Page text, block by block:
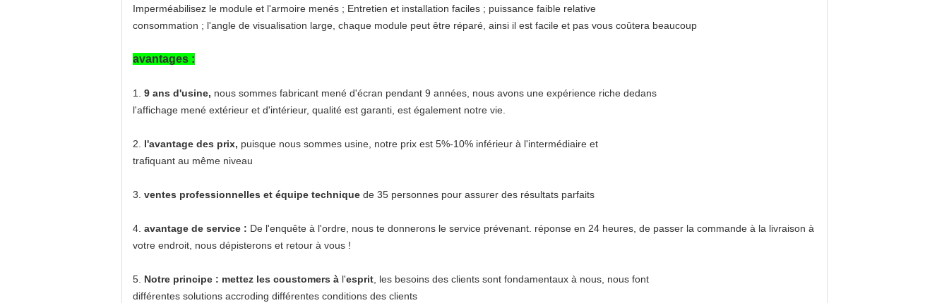
Imperméabilisez le module et l'armoire menés ; Entretien et installation faciles ; puissance faible relative
consommation ; l'angle de visualisation large, chaque module peut être réparé, ainsi il est facile et pas vous coûtera beaucoup
avantages :
1. 9 ans d'usine, nous sommes fabricant mené d'écran pendant 9 années, nous avons une expérience riche dedans
l'affichage mené extérieur et d'intérieur, qualité est garanti, est également notre vie.
2. l'avantage des prix, puisque nous sommes usine, notre prix est 5%-10% inférieur à l'intermédiaire et
trafiquant au même niveau
3. ventes professionnelles et équipe technique de 35 personnes pour assurer des résultats parfaits
4. avantage de service : De l'enquête à l'ordre, nous te donnerons le service prévenant. réponse en 24 heures, de passer la commande à la livraison à
votre endroit, nous dépisterons et retour à vous !
5. Notre principe : mettez les coustomers à l'esprit , les besoins des clients sont fondamentaux à nous, nous font
différentes solutions accroding différentes conditions des clients